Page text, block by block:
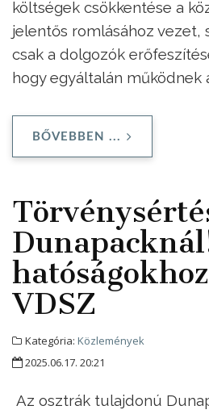
költségek csökkentése a
jelentős romlásához
csak a dolgozók
hogy egyáltalán működnek
BŐVEBBEN ...
VDSZ
Kategória: Közlemények
2025.06.17. 20:21
Az osztrák tulajdonú